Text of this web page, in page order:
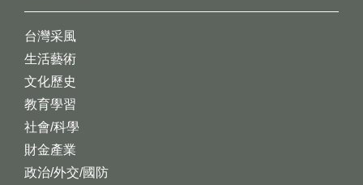
台灣采風
生活藝術
文化歷史
教育學習
社會/科學
財金產業
政治/外交/國防